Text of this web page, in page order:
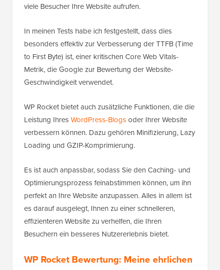
viele Besucher Ihre Website aufrufen.
In meinen Tests habe ich festgestellt, dass dies
besonders effektiv zur Verbesserung der TTFB (Time
to First Byte) ist, einer kritischen Core Web Vitals-
Metrik, die Google zur Bewertung der Website-
Geschwindigkeit verwendet.
WP Rocket bietet auch zusätzliche Funktionen, die die
Leistung IhresWordPress-Blogsoder Ihrer Website
verbessern können. Dazu gehören Minifizierung, Lazy
Loading und GZIP-Komprimierung.
Es ist auch anpassbar, sodass Sie den Caching- und
Optimierungsprozess feinabstimmen können, um ihn
perfekt an Ihre Website anzupassen. Alles in allem ist
es darauf ausgelegt, Ihnen zu einer schnelleren,
effizienteren Website zu verhelfen, die Ihren
Besuchern ein besseres Nutzererlebnis bietet.
WP Rocket Bewertung: Meine ehrlichen